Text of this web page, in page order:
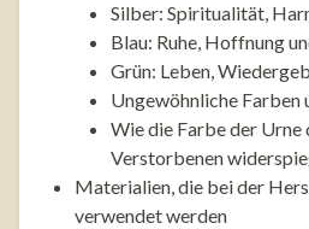
Silber: Spiritualität,
Blau: Ruhe, Hoffnung
Grün: Leben,
Ungewöhnliche Farben
Wie die Farbe der
Verstorbenen
Materialien, die bei der
verwendet werden